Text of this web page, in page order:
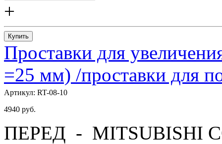
+
Купить
Проставки для
=25 мм) /проставки для
Артикул: RT-08-10
4940 руб.
ПЕРЕД - MITSUBISHI